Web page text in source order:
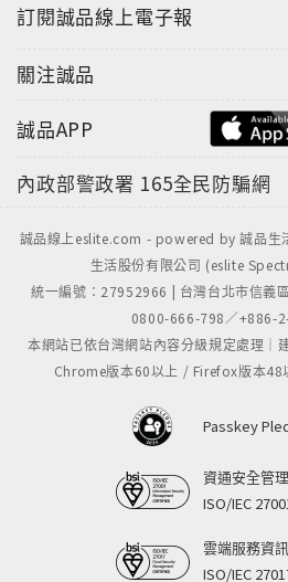
訂閱誠品線上電子報
關注誠品
誠品APP
內政部警政署 165全民防騙網
誠品線上eslite.com - powered by 誠品生
生活股份有限公司 (eslite
統一編號：27952966 | 台灣台北市信義
0800-666-798／+886-
本網站已依台灣網站內容分級規定處理｜
Chrome版本60以上 / Firefox版本
Passkey
資通安全管
ISO/IEC
雲端服務資
ISO/IEC